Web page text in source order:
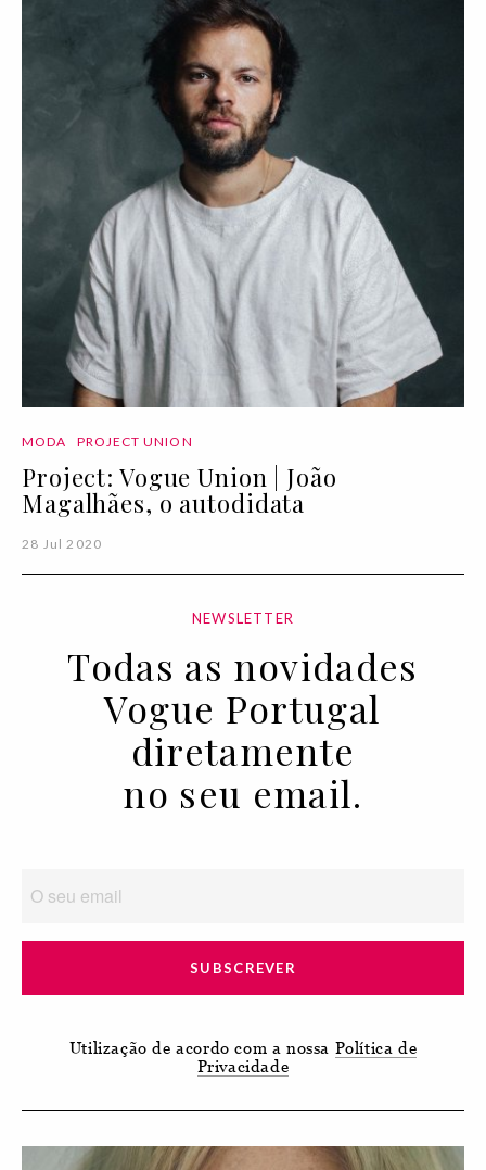
MODA PROJECT UNION
Project: Vogue Union | João
Magalhães, o autodidata
28 Jul 2020
NEWSLETTER
Todas as novidades
Vogue Portugal
diretamente
no seu email.
SUBSCREVER
Utilização de acordo com a nossa Política de
Privacidade